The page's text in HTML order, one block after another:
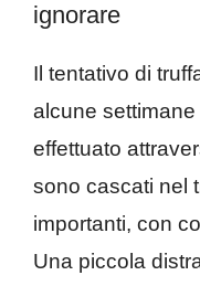
ignorare
Il tentativo di
alcune
effettuato
sono cascati nel
importanti, con
Una piccola